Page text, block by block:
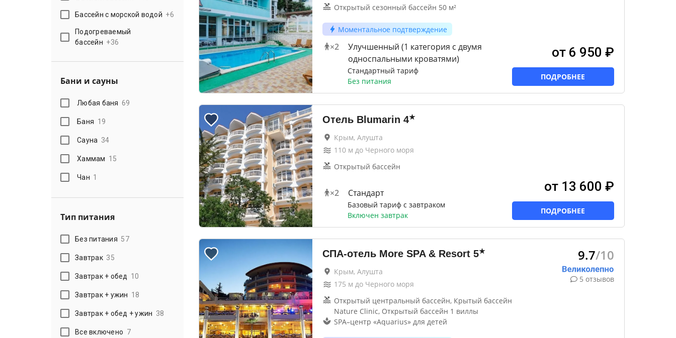
Бассейн с морской водой +6
Подогреваемый
бассейн +36
Бани и сауны
Любая баня 69
Баня 19
Сауна 34
Хаммам 15
Чан 1
Тип питания
Без питания 57
Завтрак 35
Завтрак + обед 10
Завтрак + ужин 18
Завтрак + обед + ужин 38
Все включено 7
Открытый сезонный бассейн 50 м²
Моментальное подтверждение
×2
Улучшенный (1 категория с двумя
односпальными кроватями)
Стандартный тариф
Без питания
от 6 950 ₽
ПОДРОБНЕЕ
Отель Blumarin 4★
Крым, Алушта
110м до Черного моря
Открытый бассейн
×2 Стандарт
Базовый тариф с завтраком
Включен завтрак
от 13 600 ₽
ПОДРОБНЕЕ
СПА-отель More SPA & Resort 5★
Крым, Алушта
175 м до Черного моря
Открытый центральный бассейн, Крытый бассейн
Nature Clinic, Открытый бассейн 1 виллы
SPA–центр «Aquarius» для детей
9.7/10
5 отзывов